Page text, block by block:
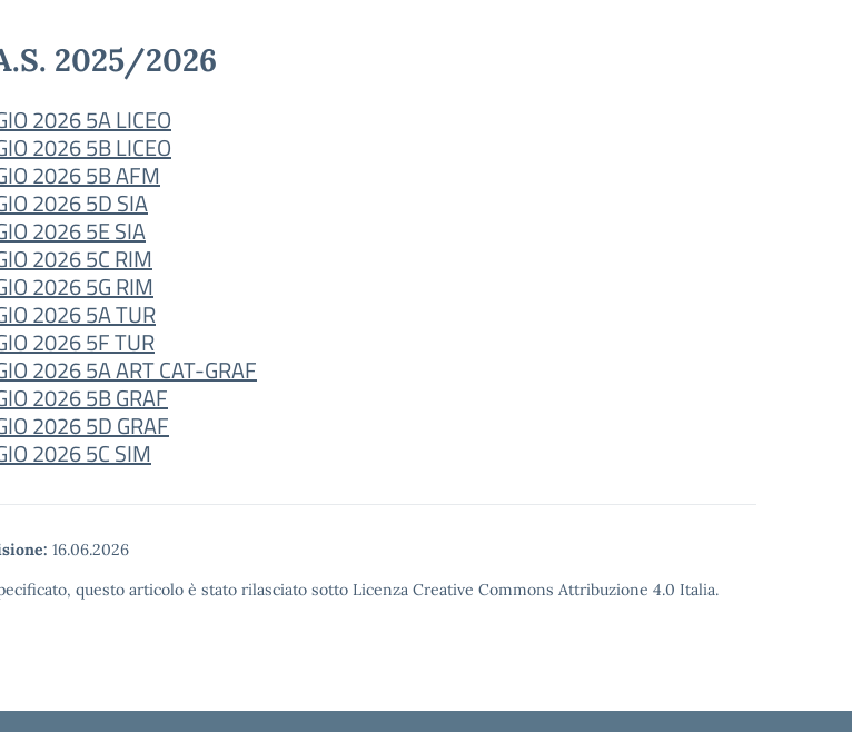
2025/2026
2026 5A LICEO
2026 5B LICEO
2026 5B AFM
2026 5D SIA
2026 5E SIA
2026 5C RIM
2026 5G RIM
2026 5A TUR
2026 5F TUR
2026 5A ART CAT-GRAF
2026 5B GRAF
2026 5D GRAF
2026 5C SIM
16.06.2026
questo articolo è stato rilasciato sotto Licenza Creative Commons Attribuzione 4.0 Italia.